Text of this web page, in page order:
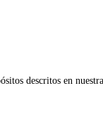
descritos en nuestra